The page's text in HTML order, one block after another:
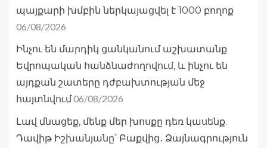
պայքարի խմբին ներկայացվել է 1000 բողոք
06/08/2026
Ինչու են մարդիկ ցանկանում աշխատանք
Եվրոպական հանձնաժողովում, և ինչու են
այդքան շատերը դժբախտության մեջ
հայտնվում06/08/2026
Լավ մնացեք, մենք մեր խոսքը դեռ կասենք.
Դավիթ Իշխանյանը՝ Բաքվից․ Ձայնագրություն